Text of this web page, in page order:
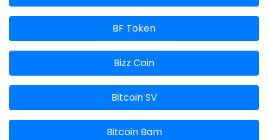
BF Token
Bizz Coin
Bitcoin SV
Bitcoin Bam